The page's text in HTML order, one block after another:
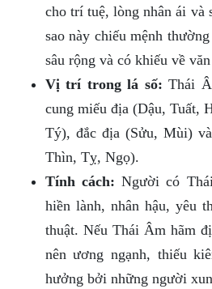
cho trí tuệ, lòng nhân ái và
sao này chiếu mệnh
sâu rộng và có khiếu về
Vị trí trong lá số: Thái
cung miếu địa (Dậu, Tuất,
Tý), đắc địa (Sửu, Mùi)
Thìn, Tỵ, Ngọ).
Tính cách: Người có
hiền lành, nhân hậu, yêu
thuật. Nếu Thái Âm hãm
nên ương ngạnh, thiếu
hưởng bởi những người